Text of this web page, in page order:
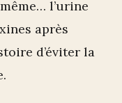
l’urine
après
d’éviter la